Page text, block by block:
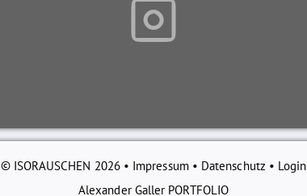
© ISORAUSCHEN 2026 • Impressum• Datenschutz • Login
Alexander Galler PORTFOLIO